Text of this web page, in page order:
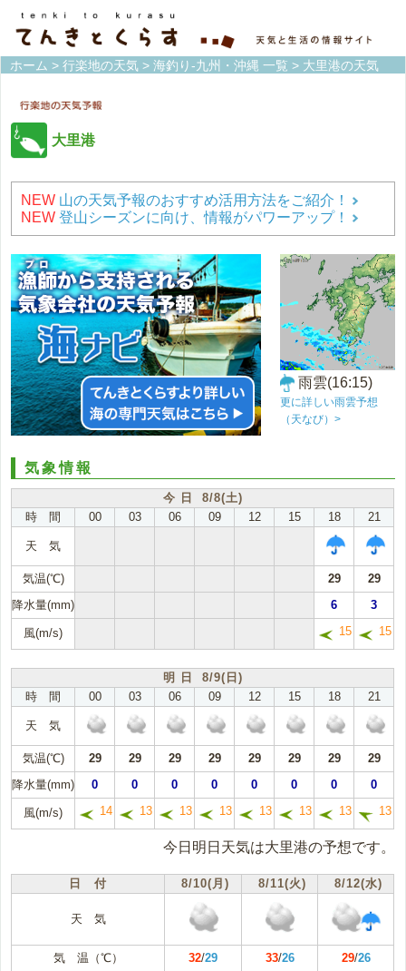
ホーム > 行楽地の天気 > 海釣り-九州・沖縄 一覧 > 大里港の天気
大里港
NEW 山の天気予報のおすすめ活用方法をご紹介！
NEW 登山シーズンに向け、情報がパワーアップ！
雨雲(16:15)
更に詳しい雨雲予想
（天なび）>
気象情報
今 日 8/8(土)
時 間
00 03 06 09 12 15 18 21
天 気
気温(℃) 29
29
降水量(mm)
6 3
風(m/s) 15 15
明 日 8/9(日)
時 間
00 03 06 09 12 15 18 21
天 気
気温(℃) 29 29 29 29 29 29 29
29
降水量(mm)
0 0 0 0 0 0 0 0
風(m/s) 14 13 13 13 13 13 13 13
今日明日天気は大里港の予想です。
日 付 8/10(月) 8/11(火) 8/12(水)
天 気
気 温（℃） 32/29 33/26 29/26